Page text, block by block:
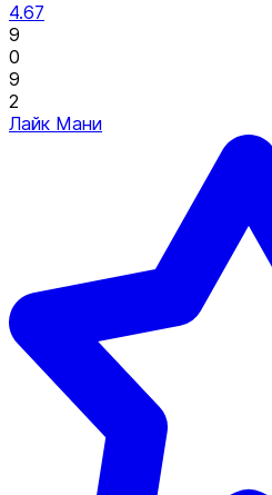
4.67
9
0
9
2
Лайк Мани